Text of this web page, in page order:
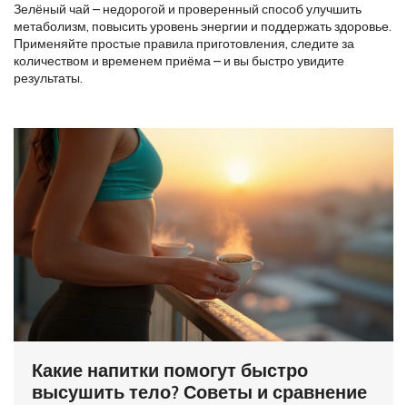
Зелёный чай – недорогой и проверенный способ улучшить
метаболизм, повысить уровень энергии и поддержать здоровье.
Применяйте простые правила приготовления, следите за
количеством и временем приёма – и вы быстро увидите
результаты.
Какие напитки помогут быстро
высушить тело? Советы и сравнение